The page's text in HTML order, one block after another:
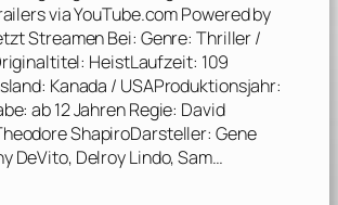
via YouTube.com Powered by
Streamen Bei: Genre: Thriller /
HeistLaufzeit: 109
Kanada / USAProduktionsjahr:
ab 12 Jahren Regie: David
ShapiroDarsteller: Gene
DeVito, Delroy Lindo, Sam…